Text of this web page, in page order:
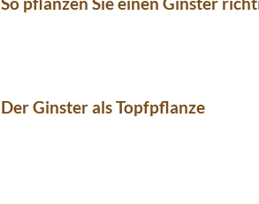
Der Ginster als Topfpflanze